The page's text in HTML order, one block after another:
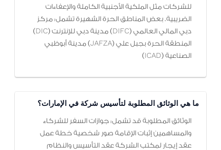
للشركات مثل الملكية الأجنبية الكاملة والإعفاءات
الضريبية. بعض المناطق الحرة الشهيرة تشمل: مركز
دبي المالي العالمي (DIFC) مدينة دبي للإنترنت (DIC)
المنطقة الحرة بجبل علي (JAFZA) مدينة أبوظبي
الصناعية (ICAD)
ما هي الوثائق المطلوبة لتأسيس شركة في الإمارات؟
الوثائق المطلوبة قد تشمل: جوازات السفر للشركاء
والمساهمين إثبات الإقامة صور شخصية خطة عمل
عقد إيجار لمكتب الشركة عقد التأسيس والنظام